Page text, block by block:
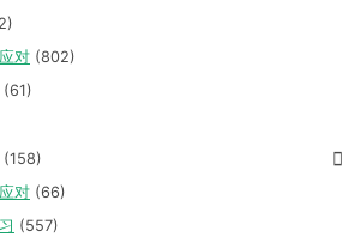
对 (802)
(61)
(158)
对 (66)
(557)